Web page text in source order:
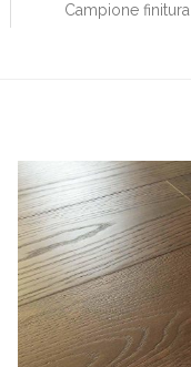
Campione